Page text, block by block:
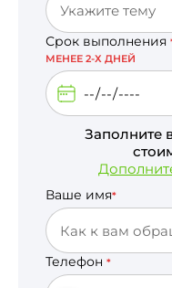
Срок выполнения
МЕНЕЕ 2-Х ДНЕЙ
Заполните
Ваше имя*
Телефон *